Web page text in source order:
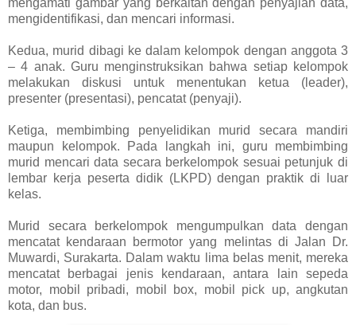
mengidentifikasi, dan mencari informasi.
Kedua, murid dibagi ke dalam kelompok dengan anggota 3
– 4 anak. Guru menginstruksikan bahwa setiap kelompok
melakukan diskusi untuk menentukan ketua (leader),
presenter (presentasi), pencatat (penyaji).
Ketiga, membimbing penyelidikan murid secara mandiri
maupun kelompok. Pada langkah ini, guru membimbing
murid mencari data secara berkelompok sesuai petunjuk di
lembar kerja peserta didik (LKPD) dengan praktik di luar
kelas.
Murid secara berkelompok mengumpulkan data dengan
mencatat kendaraan bermotor yang melintas di Jalan Dr.
Muwardi, Surakarta. Dalam waktu lima belas menit, mereka
mencatat berbagai jenis kendaraan, antara lain sepeda
motor, mobil pribadi, mobil box, mobil pick up, angkutan
kota, dan bus.